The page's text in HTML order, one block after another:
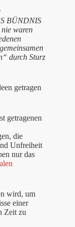
BÜNDNIS
waren
durch Sturz
getragen
getragenen
die
Unfreiheit
nur das
wird, um
einer
Zeit zu